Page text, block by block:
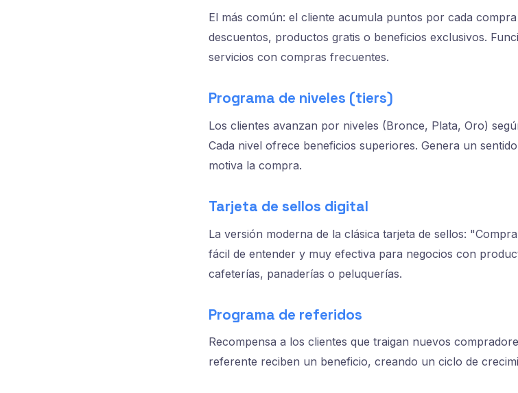
El más común: el cliente acumula puntos por cada
descuentos, productos gratis o beneficios exclusivos.
servicios con compras frecuentes.
Programa de niveles (tiers)
Los clientes avanzan por niveles (Bronce, Plata, Oro)
Cada nivel ofrece beneficios superiores. Genera un
motiva la compra.
Tarjeta de sellos digital
La versión moderna de la clásica tarjeta de sellos:
fácil de entender y muy efectiva para negocios con
cafeterías, panaderías o peluquerías.
Programa de referidos
Recompensa a los clientes que traigan nuevos
referente reciben un beneficio, creando un ciclo de